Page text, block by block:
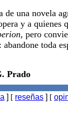
de una novela
y a
, pero
abandone toda
Prado
] [ reseñas ] [